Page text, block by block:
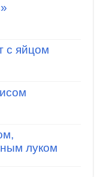
с яйцом
луком